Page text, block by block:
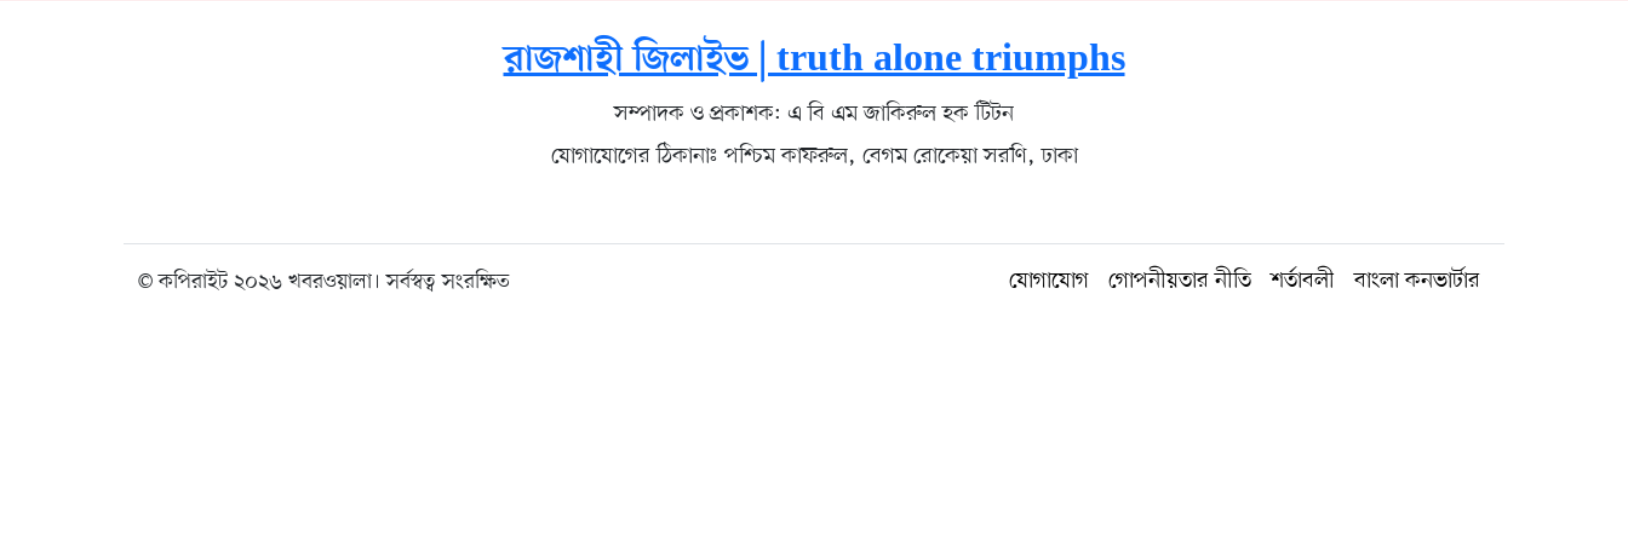
রাজশাহী জিলাইভ | truth alone triumphs
সম্পাদক ও প্রকাশক: এ বি এম জাকিরুল হক টিটন
যোগাযোগের ঠিকানাঃ পশ্চিম কাফরুল, বেগম রোকেয়া সরণি, ঢাকা
© কপিরাইট ২০২৬ খবরওয়ালা। সর্বস্বত্ব সংরক্ষিত যোগাযোগ গোপনীয়তার নীতি শর্তাবলী বাংলা কনভার্টার